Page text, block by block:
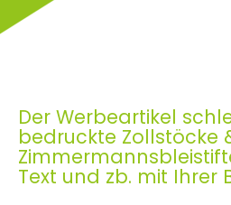
Der Werbeartikel
bedruckte Zollstöcke
Text und zb. mit Ihrer